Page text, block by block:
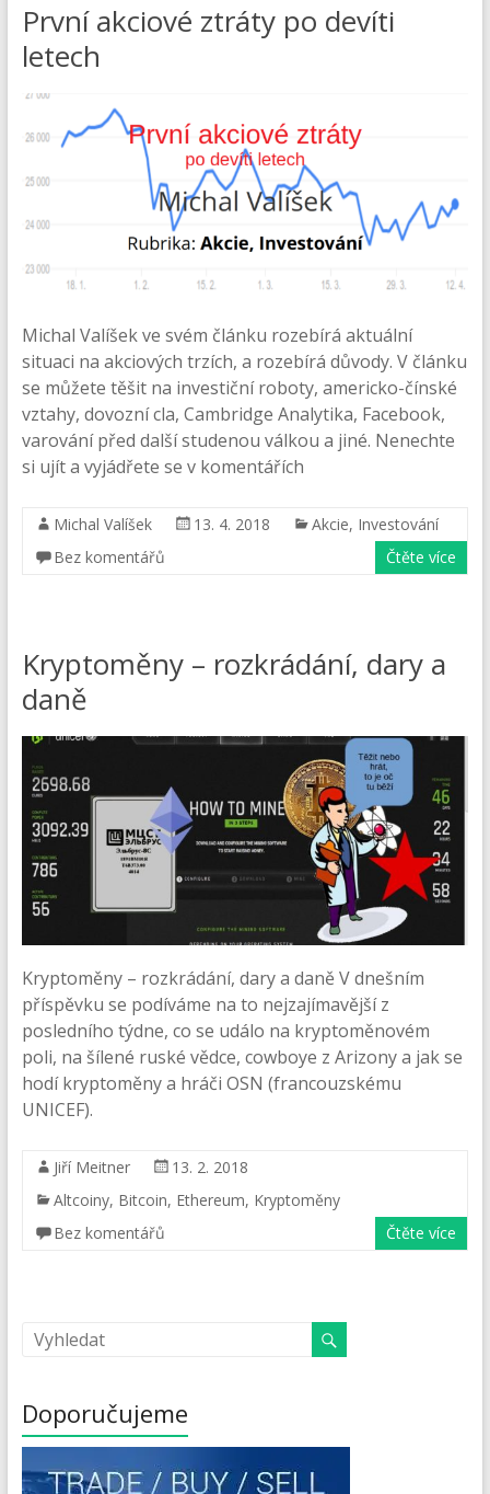
První akciové ztráty po devíti
letech
Michal Valíšek ve svém článku rozebírá aktuální
situaci na akciových trzích, a rozebírá důvody. V článku
se můžete těšit na investiční roboty, americko-čínské
vztahy, dovozní cla, Cambridge Analytika, Facebook,
varování před další studenou válkou a jiné. Nenechte
si ujít a vyjádřete se v komentářích
Michal Valíšek 13. 4. 2018 Akcie, Investování
Bez komentářů
Čtěte více
Kryptoměny – rozkrádání, dary a
daně
Kryptoměny – rozkrádání, dary a daně V dnešním
příspěvku se podíváme na to nejzajímavější z
posledního týdne, co se událo na kryptoměnovém
poli, na šílené ruské vědce, cowboye z Arizony a jak se
hodí kryptoměny a hráči OSN (francouzskému
UNICEF).
Jiří Meitner
13. 2. 2018
Altcoiny, Bitcoin, Ethereum, Kryptoměny
Bez komentářů
Čtěte více
Doporučujeme